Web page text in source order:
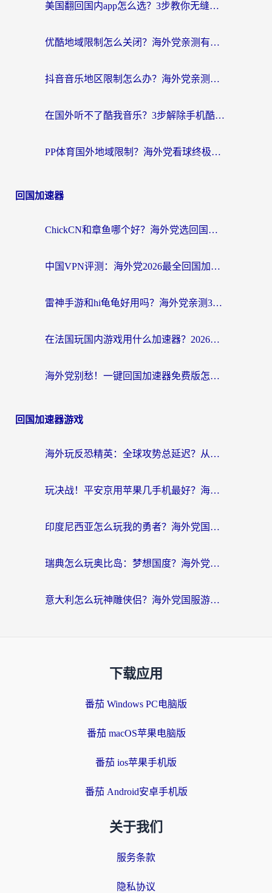
美国翻回国内app怎么选？3步教你无缝刷剧、登12123、访问国内网站
优酷地域限制怎么关闭？海外党亲测有效的追剧加速器选择指南
抖音音乐地区限制怎么办？海外党亲测有效的听歌自由指南
在国外听不了酷我音乐？3步解除手机酷我音乐海外限制，附实测好用加速器
PP体育国外地域限制？海外党看球终极方案：从欧洲杯到奥运会，中文解说不卡顿！
回国加速器
ChickCN和章鱼哪个好？海外党选回国加速器的3个关键维度 + 实用避坑指南
中国VPN评测：海外党2026最全回国加速器选择指南，告别地区限制不踩坑
雷神手游和hi龟龟好用吗？海外党亲测3款回国加速器，教你选对国外到国内加速器
在法国玩国内游戏用什么加速器？2026实测解决延迟卡顿的实用指南
海外党别愁！一键回国加速器免费版怎么选？从踩坑到流畅访问的全攻略
回国加速器游戏
海外玩反恐精英：全球攻势总延迟？从瑞典玩神武4到外国玩黎明觉醒，选对加速器才是关键！
玩决战！平安京用苹果几手机最好？海外党必看的设备+加速器双攻略
印度尼西亚怎么玩我的勇者？海外党国服游戏加速避坑指南（附实况五行师解决方案）
瑞典怎么玩奥比岛：梦想国度？海外党亲测有效的国服游戏加速全攻略
意大利怎么玩神雕侠侣？海外党国服游戏加速终极指南（附欧洲玩王者王国保卫战4不卡技巧）
下载应用
番茄 Windows PC电脑版
番茄 macOS苹果电脑版
番茄 ios苹果手机版
番茄 Android安卓手机版
关于我们
服务条款
隐私协议